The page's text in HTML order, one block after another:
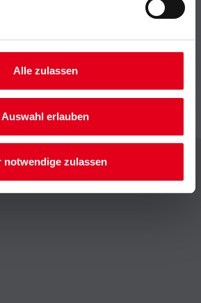
Alle zulassen
Auswahl erlauben
notwendige zulassen